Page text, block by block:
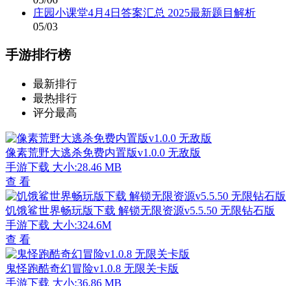
庄园小课堂4月4日答案汇总 2025最新题目解析
05/03
手游排行榜
最新排行
最热排行
评分最高
像素荒野大逃杀免费内置版v1.0.0 无敌版
手游下载 大小:28.46 MB
查 看
饥饿鲨世界畅玩版下载 解锁无限资源v5.5.50 无限钻石版
手游下载 大小:324.6M
查 看
鬼怪跑酷奇幻冒险v1.0.8 无限关卡版
手游下载 大小:36.86 MB